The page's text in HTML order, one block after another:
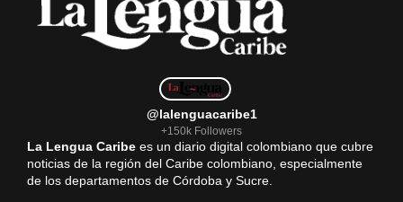
@lalenguacaribe1
+150k Followers
La Lengua Caribe es un diario digital colombiano que cubre
noticias de la región del Caribe colombiano, especialmente
de los departamentos de Córdoba y Sucre.